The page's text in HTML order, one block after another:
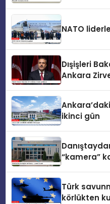
NATO
Dışişleri
Ankara
ikinci gün
“kamera”
Türk
körlükten